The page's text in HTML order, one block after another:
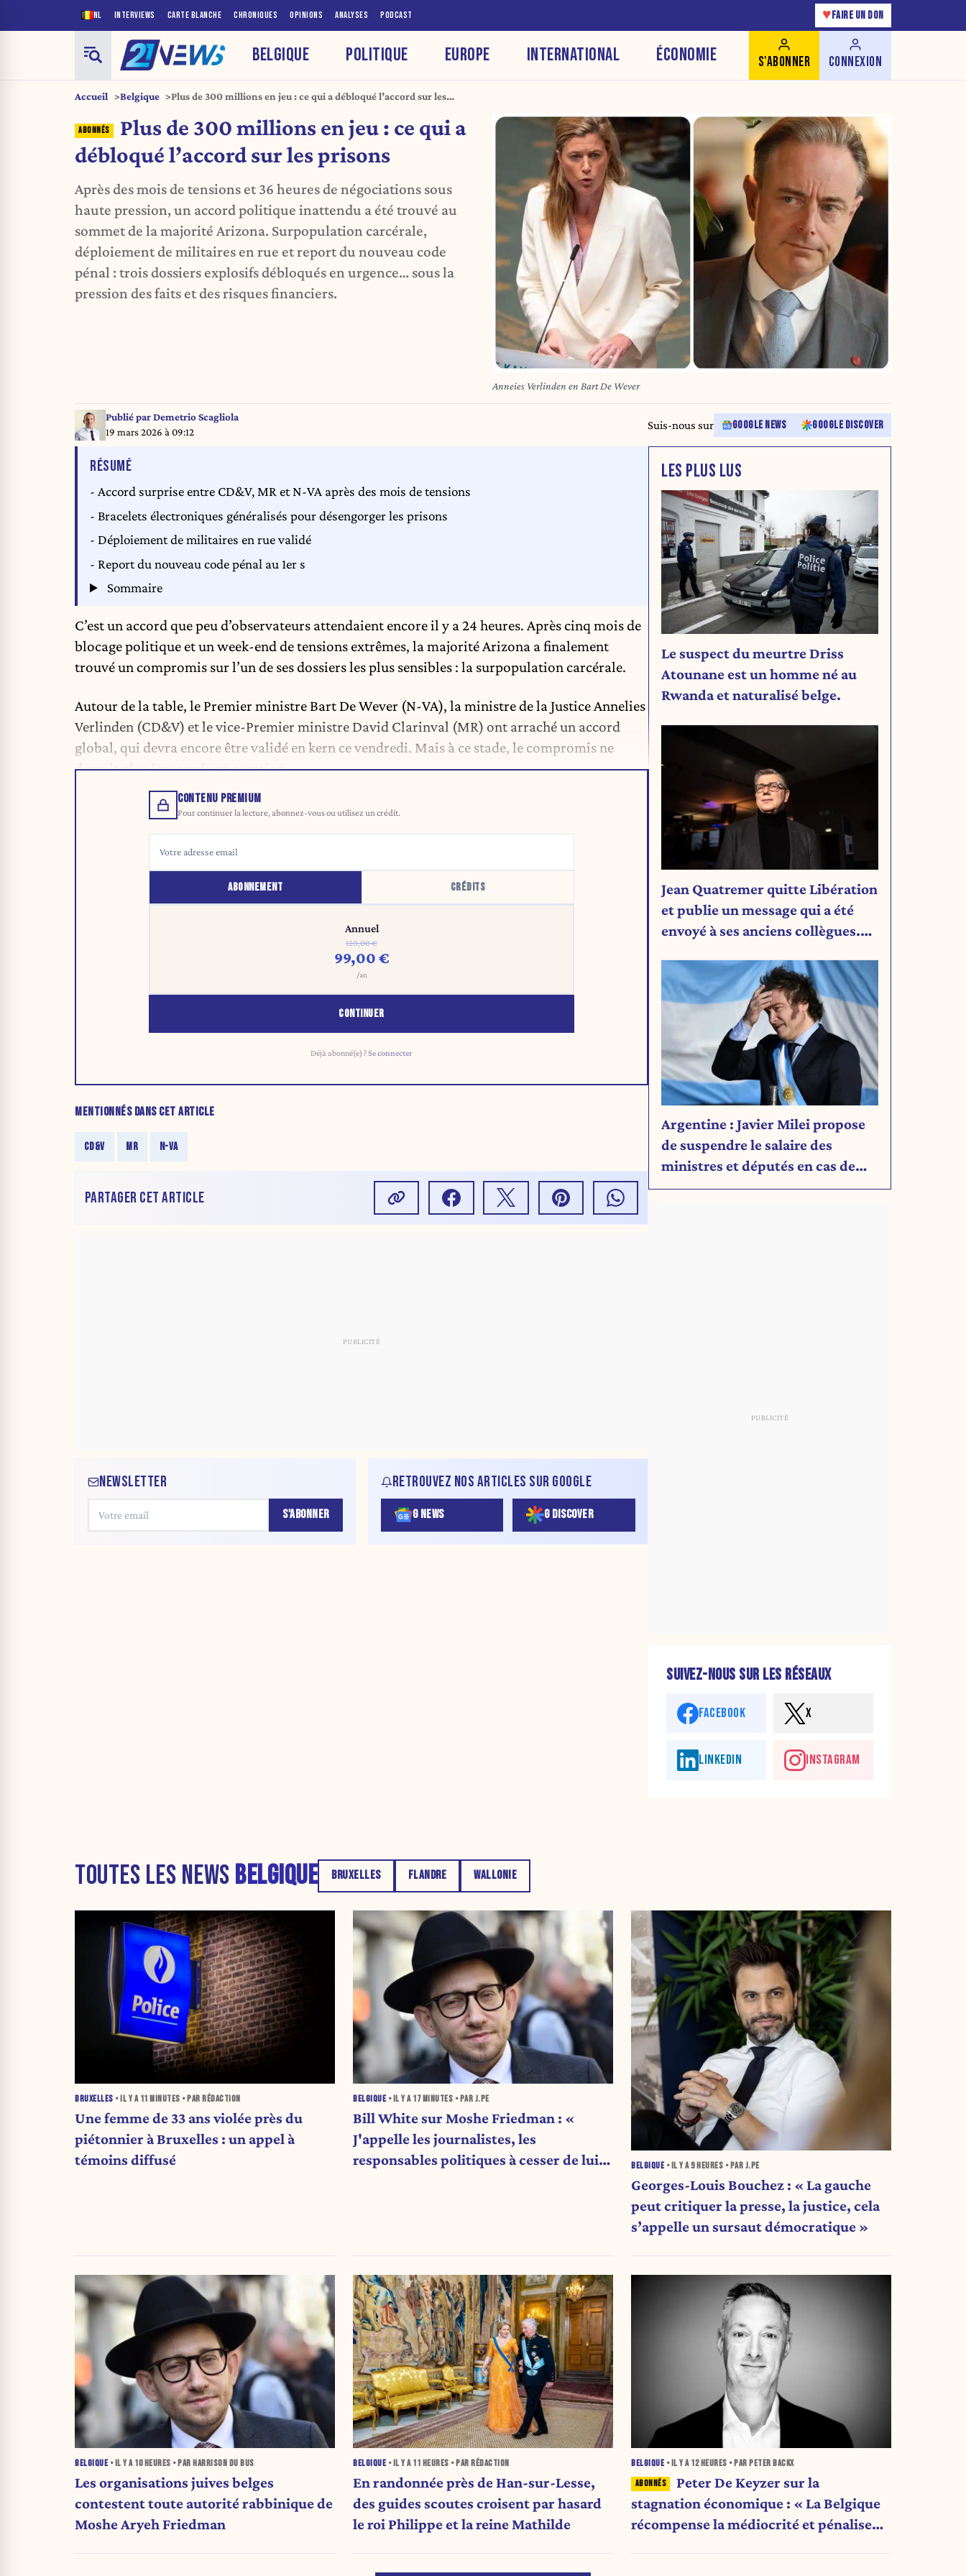
NL INTERVIEWS CARTE BLANCHE CHRONIQUES OPINIONS ANALYSES PODCAST ♥ FAIRE UN DON
BELGIQUE POLITIQUE EUROPE INTERNATIONAL ÉCONOMIE S'ABONNER CONNEXION
Accueil Belgique
Plus de 300 millions en jeu : ce qui a débloqué l’accord sur les
Plus de 300 millions en jeu : ce qui a
débloqué l’accord sur les prisons
Après des mois de tensions et 36 heures de négociations sous
haute pression, un accord politique inattendu a été trouvé au
sommet de la majorité Arizona. Surpopulation carcérale,
déploiement de militaires en rue et report du nouveau code
pénal : trois dossiers explosifs débloqués en urgence… sous la
pression des faits et des risques financiers.
Anneies Verlinden en Bart De Wever
Publié parDemetrio Scagliola
19 mars 2026 à 09:12
Suis-nous sur GOOGLE NEWS GOOGLE DISCOVER
RÉSUMÉDE L'ARTICLE
- Accord surprise entre CD&V, MR et N-VA après des mois de tensions
- Bracelets électroniques généralisés pour désengorger les prisons
- Déploiement de militaires en rue validé
- Report du nouveau code pénal au 1er s
Sommaire
C’est un accord que peu d’observateurs attendaient encore il y a 24 heures. Après cinq mois de
blocage politique et un week-end de tensions extrêmes, la majorité Arizona a finalement
trouvé un compromis sur l’un de ses dossiers les plus sensibles : la surpopulation carcérale.
Autour de la table, le Premier ministre Bart De Wever (N-VA), la ministre de la Justice Annelies
Verlinden (CD&V) et le vice-Premier ministre David Clarinval (MR) ont arraché un accord
global, qui devra encore être validé en kern ce vendredi. Mais à ce stade, le compromis ne
devrait plus être remis en question.
CONTENU PREMIUM
Pour continuer la lecture, abonnez-vous ou utilisez un crédit.
ABONNEMENT CRÉDITS
Annuel
120,00 €
99,00 €
/an
CONTINUER
Déjà abonné(e) ?Se connecter
MENTIONNÉS DANS CET ARTICLE
CD&V MR N-VA
PARTAGER CET ARTICLE
NEWSLETTER
S'ABONNER
RETROUVEZ NOS ARTICLES SUR GOOGLE
G NEWS G DISCOVER
LES PLUS LUS
Le suspect du meurtre Driss
Atounane est un homme né au
Rwanda et naturalisé belge.
Jean Quatremer quitte Libération
et publie un message qui a été
envoyé à ses anciens collègues.
Argentine : Javier Milei propose
de suspendre le salaire des
ministres et députés en cas de
déficit budgétaire
SUIVEZ-NOUS SUR LES RÉSEAUX
FACEBOOK X
LINKEDIN INSTAGRAM
TOUTES LES NEWS BELGIQUE BRUXELLES FLANDRE WALLONIE
BRUXELLES • IL Y A 11 MINUTES • PAR RÉDACTION
Une femme de 33 ans violée près du
piétonnier à Bruxelles : un appel à
témoins diffusé
BELGIQUE • IL Y A 17 MINUTES • PAR J.PE
Bill White sur Moshe Friedman : «
J'appelle les journalistes, les
responsables politiques à cesser de lui
BELGIQUE • IL Y A9 HEURES • PAR J.PE
Georges-Louis Bouchez : « La gauche
peut critiquer la presse, la justice, cela
s’appelle un sursaut démocratique »
BELGIQUE • IL Y A 10 HEURES • PAR HARRISON DU BUS
Les organisations juives belges
contestent toute autorité rabbinique de
Moshe Aryeh Friedman
BELGIQUE • IL Y A 11 HEURES • PAR RÉDACTION
En randonnée près de Han-sur-Lesse,
des guides scoutes croisent par hasard
le roi Philippe et la reine Mathilde
BELGIQUE • IL Y A 12 HEURES • PAR PETER BACKX
Peter De Keyzer sur la
stagnation économique : « La Belgique
récompense la médiocrité et pénalise